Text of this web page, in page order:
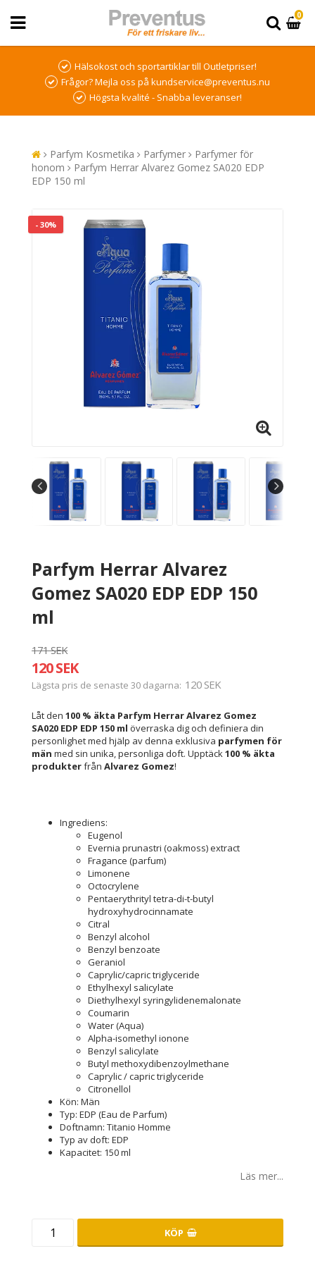
0
Hälsokost och sportartiklar till Outletpriser!
Frågor? Mejla oss på kundservice@preventus.nu
Högsta kvalité - Snabba leveranser!
Parfym Kosmetika Parfymer
Parfymer för
honom
Parfym Herrar Alvarez Gomez SA020 EDP
EDP 150 ml
- 30%
Parfym Herrar Alvarez
Gomez SA020 EDP EDP 150
ml
171 SEK
120 SEK
Lägsta pris de senaste 30 dagarna 120 SEK
Låt den 100 % äkta Parfym Herrar Alvarez Gomez
SA020 EDP EDP 150 ml överraska dig och definiera din
personlighet med hjälp av denna exklusiva parfymen för
män med sin unika, personliga doft. Upptäck100 % äkta
produkterfrån Alvarez Gomez!
Ingrediens:
Eugenol
Evernia prunastri (oakmoss) extract
Fragance (parfum)
Limonene
Octocrylene
Pentaerythrityl tetra-di-t-butyl
hydroxyhydrocinnamate
Citral
Benzyl alcohol
Benzyl benzoate
Geraniol
Caprylic/capric triglyceride
Ethylhexyl salicylate
Diethylhexyl syringylidenemalonate
Coumarin
Water (Aqua)
Alpha-isomethyl ionone
Benzyl salicylate
Butyl methoxydibenzoylmethane
Caprylic / capric triglyceride
Citronellol
Kön: Män
Typ: EDP (Eau de Parfum)
Doftnamn: Titanio Homme
Typ av doft: EDP
Kapacitet: 150 ml
Läs mer...
KÖP